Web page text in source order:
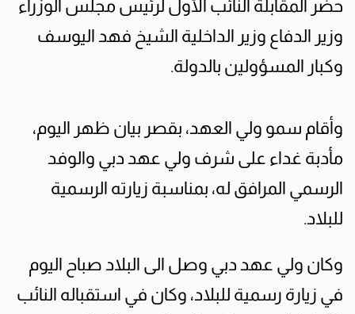
حضر المقابلة النائب الأول لرئيس مجلس الوزراء
وزير الدفاع وزير الداخلية الشيخ فهد اليوسف
وكبار المسؤولين بالدولة.
وأقام سمو ولي العهد، بقصر بيان ظهر اليوم،
مأدبة غداء على شرف ولي عهد دبي والوفد
الرسمي المرافق له، بمناسبة زيارته الرسمية
للبلاد.
وكان ولي عهد دبي وصل الى البلاد صباح اليوم
في زيارة رسمية للبلاد، وكان في استقباله النائب